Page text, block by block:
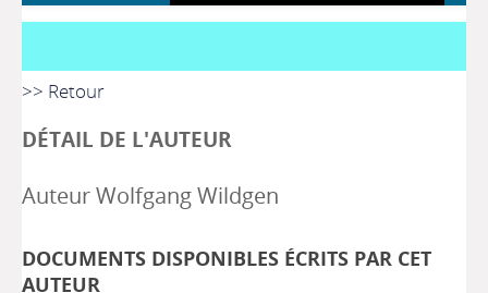
>> Retour
DÉTAIL DE L'AUTEUR
Auteur Wolfgang Wildgen
DOCUMENTS DISPONIBLES ÉCRITS PAR CET
AUTEUR